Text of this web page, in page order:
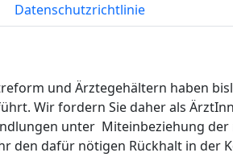
Datenschutzrichtlinie
und Ärztegehältern haben
Wir fordern Sie daher als
unter Miteinbeziehung der
den dafür nötigen Rückhalt in der